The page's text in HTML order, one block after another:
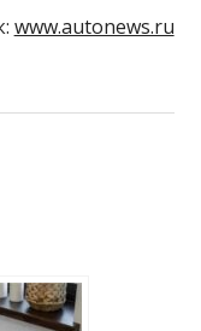
www.autonews.ru